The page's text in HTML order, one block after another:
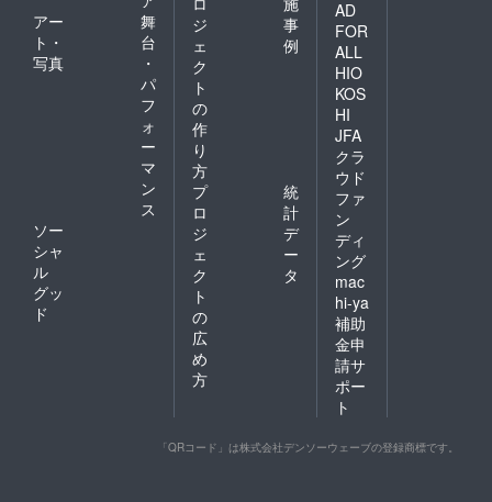
アー
ト・
写真
舞
台
・
パ
フ
ォ
ー
マ
ン
ス
ソー
シャ
ル
グッ
ド
ジ
ェ
ク
ト
の
作
り
方
事
例
プ
ロ
ジ
ェ
ク
ト
の
広
め
方
統
計
デ
ー
タ
AD
FOR
ALL
HIO
KOS
HI
JFA
クラ
ウド
ファ
ン
ディ
ング
mac
hi-ya
補助
金申
請サ
ポー
ト
「QRコード」は株式会社デンソーウェーブの登録商標です。